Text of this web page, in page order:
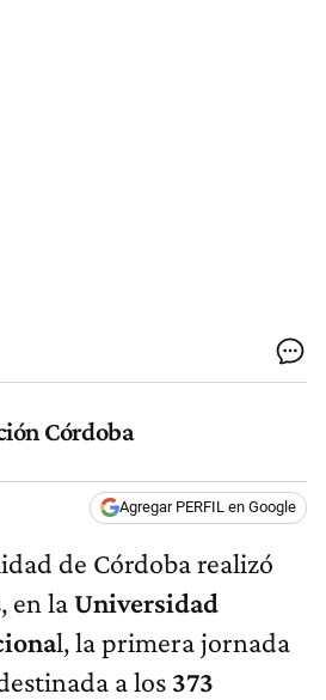
Córdoba
Agregar PERFIL en Google
de Córdoba realizó
en laUniversidad
l, la primera jornada
a los 373